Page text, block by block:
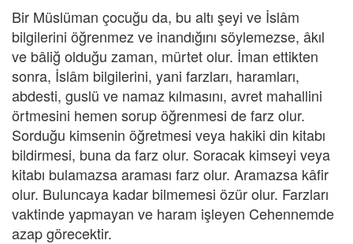
Bir Müslüman çocuğu da, bu altı şeyi ve İslâm
bilgilerini öğrenmez ve inandığını söylemezse, âkıl
ve bâliğ olduğu zaman, mürtet olur. İman ettikten
sonra, İslâm bilgilerini, yani farzları, haramları,
abdesti, guslü ve namaz kılmasını, avret mahallini
örtmesini hemen sorup öğrenmesi de farz olur.
Sorduğu kimsenin öğretmesi veya hakiki din kitabı
bildirmesi, buna da farz olur. Soracak kimseyi veya
kitabı bulamazsa araması farz olur. Aramazsa kâfir
olur. Buluncaya kadar bilmemesi özür olur. Farzları
vaktinde yapmayan ve haram işleyen Cehennemde
azap görecektir.